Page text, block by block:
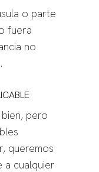
o parte
fuera
no
pero
queremos
a cualquier